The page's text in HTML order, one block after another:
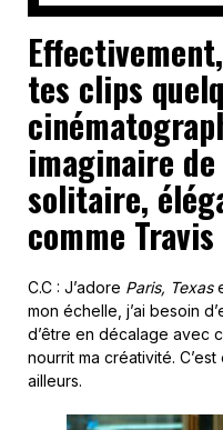
tes clips
imaginaire
solitaire,
comme
C.C : J’adore Paris, Texas
mon échelle, j’ai besoin
d’être en décalage avec
nourrit ma créativité.
ailleurs.